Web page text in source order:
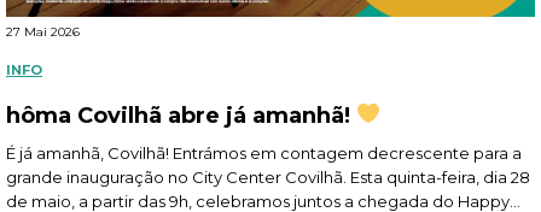
27 Mai 2026
INFO
hôma Covilhã abre já amanhã!
É já amanhã, Covilhã! Entrámos em contagem decrescente para a
grande inauguração no City Center Covilhã. Esta quinta-feira, dia 28
de maio, a partir das 9h, celebramos juntos a chegada do Happy